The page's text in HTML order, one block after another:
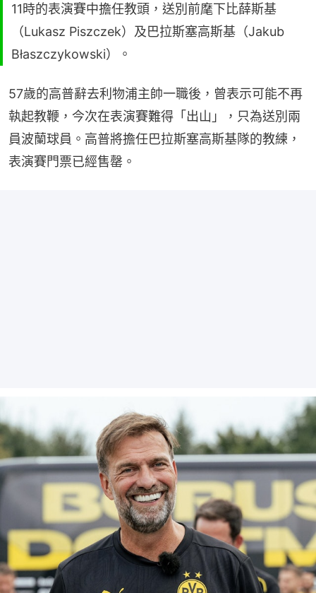
11時的表演賽中擔任教頭，送別前麾下比薛斯基
（Lukasz Piszczek）及巴拉斯塞高斯基（Jakub
Błaszczykowski）。
57歲的高普辭去利物浦主帥一職後，曾表示可能不再
執起教鞭，今次在表演賽難得「出山」，只為送別兩
員波蘭球員。高普將擔任巴拉斯塞高斯基隊的教練，
表演賽門票已經售罄。